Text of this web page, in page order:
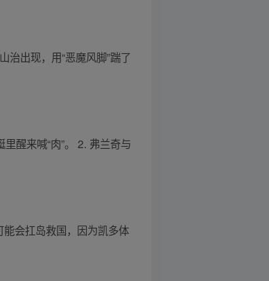
出现，用“恶魔风脚”踹了
醒来喊“肉”。 2. 弗兰奇与
会扛岛救国，因为凯多体